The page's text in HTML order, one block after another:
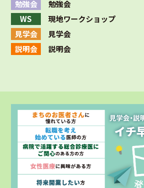
勉強会
勉強会
WS
現地ワークショップ
見学会
見学会
説明会
説明会